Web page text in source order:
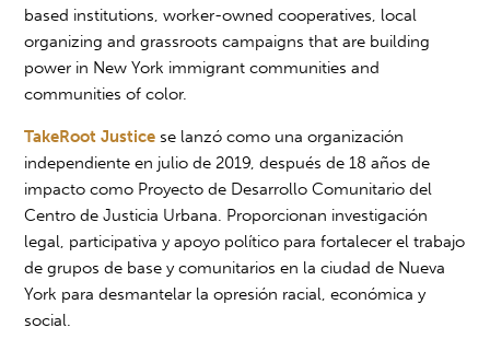
based institutions, worker-owned cooperatives, local
organizing and grassroots campaigns that are building
power in New York immigrant communities and
communities of color.
TakeRoot Justice se lanzó como una organización
independiente en julio de 2019, después de 18 años de
impacto como Proyecto de Desarrollo Comunitario del
Centro de Justicia Urbana. Proporcionan investigación
legal, participativa y apoyo político para fortalecer el trabajo
de grupos de base y comunitarios en la ciudad de Nueva
York para desmantelar la opresión racial, económica y
social.